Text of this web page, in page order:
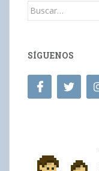
Buscar:
SÍGUENOS